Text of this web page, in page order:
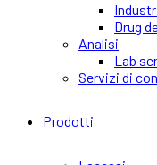
Drug
Analisi
Lab
Servizi di
Prodotti